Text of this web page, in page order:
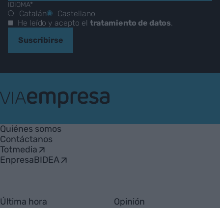
IDIOMA*
Catalán
Castellano
He leído y acepto el tratamiento de datos.
Suscribirse
Empresa
Quiénes somos
Contáctanos
Totmedia
EnpresaBIDEA
Última hora Opinión